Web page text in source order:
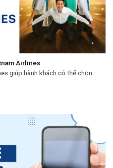
Airlines
giúp hành khách có thể chọn